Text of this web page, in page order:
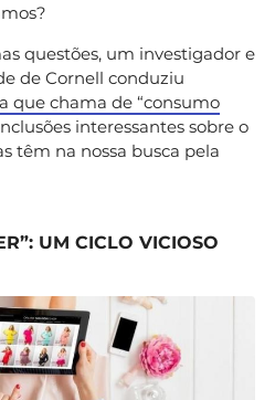
questões, um investigador e
de Cornell conduziu
que chama de “consumo
interessantes sobre o
têm na nossa busca pela
UM CICLO VICIOSO